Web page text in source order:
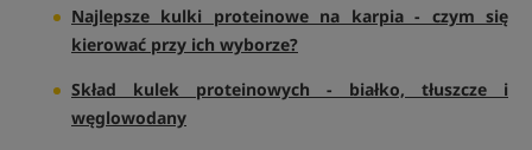
Najlepsze kulki proteinowe na karpia - czym się
kierować przy ich wyborze?
Skład kulek proteinowych - białko, tłuszcze i
węglowodany